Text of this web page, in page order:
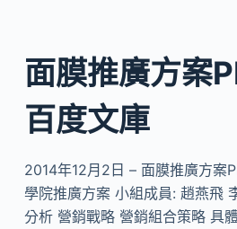
面膜推廣方案
百度文庫
2014年12月2日 – 面膜推廣方案
學院推廣方案 小組成員: 趙燕飛
分析 營銷戰略 營銷組合策略 具